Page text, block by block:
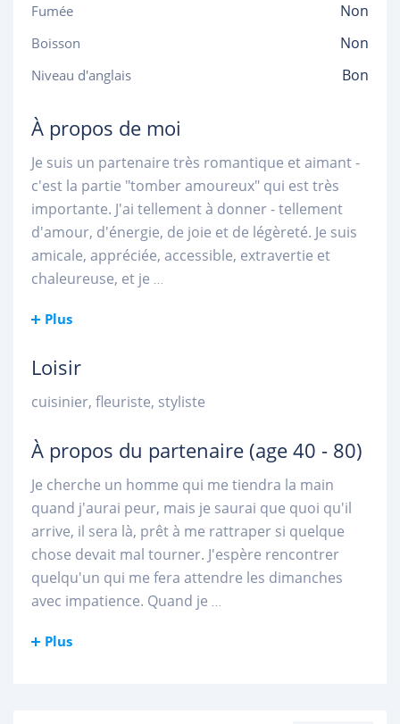
Fumée Non
Boisson Non
Niveau d'anglais Bon
À propos de moi
Je suis un partenaire très romantique et aimant -
c'est la partie "tomber amoureux" qui est très
importante. J'ai tellement à donner - tellement
d'amour, d'énergie, de joie et de légèreté. Je suis
amicale, appréciée, accessible, extravertie et
chaleureuse, et je ...
Plus
Loisir
cuisinier, fleuriste, styliste
À propos du partenaire (age 40 - 80)
Je cherche un homme qui me tiendra la main
quand j'aurai peur, mais je saurai que quoi qu'il
arrive, il sera là, prêt à me rattraper si quelque
chose devait mal tourner. J'espère rencontrer
quelqu'un qui me fera attendre les dimanches
avec impatience. Quand je ...
Plus